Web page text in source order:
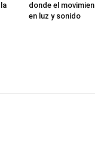
donde el
en luz y sonido